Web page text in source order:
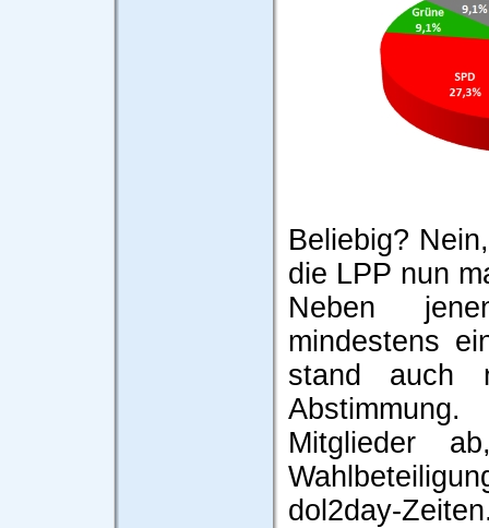
Beliebig?
die LPP nun
Neben
mindestens
stand auch
Mitglieder
dol2day-